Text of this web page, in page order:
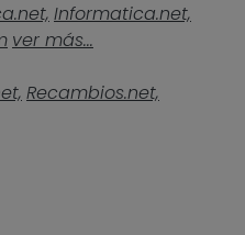
Informatica.net,
ver más...
Recambios.net,